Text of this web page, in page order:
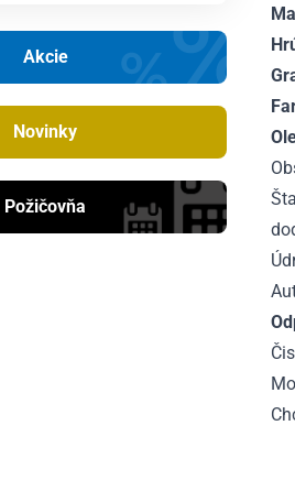
Akcie
Novinky
Požičovňa